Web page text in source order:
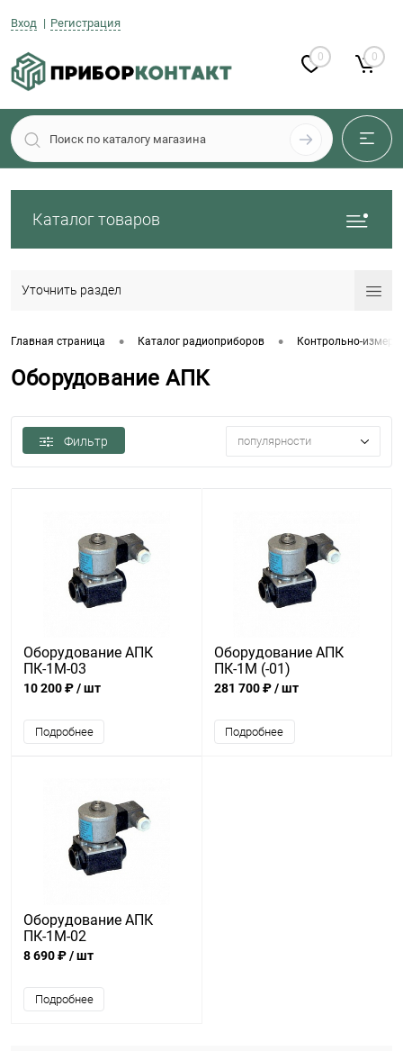
Вход Регистрация
0 0
Каталог товаров
Уточнить раздел
Главная страница • Каталог радиоприборов • Контрольно-
Оборудование АПК
Фильтр популярности
Оборудование АПК
ПК-1М-03
10 200 ₽/ шт
Подробнее
Оборудование АПК
ПК-1М (-01)
281 700 ₽/ шт
Подробнее
Оборудование АПК
ПК-1М-02
8 690 ₽/ шт
Подробнее